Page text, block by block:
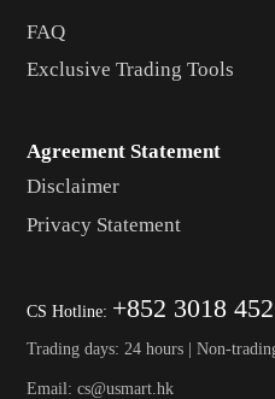
FAQ
Exclusive Trading Tools
Agreement Statement
Disclaimer
Privacy Statement
CS Hotline: +852 3018
Trading days: 24 hours | Non-
Email: cs@usmart.hk